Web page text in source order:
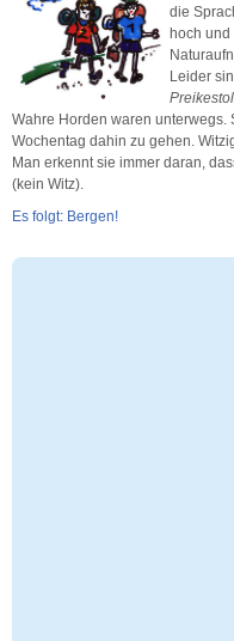
die
hoch und
Leider
Wahre Horden waren unterwegs.
Wochentag dahin zu gehen.
Man erkennt sie immer daran,
(kein Witz).
Es folgt: Bergen!